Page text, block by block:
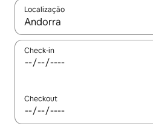
Localização
Quando os resultados
Check-in
Checkout